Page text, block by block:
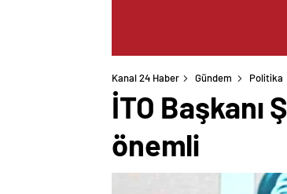
Kanal 24 Haber Gündem Politika
İTO Başkanı
önemli